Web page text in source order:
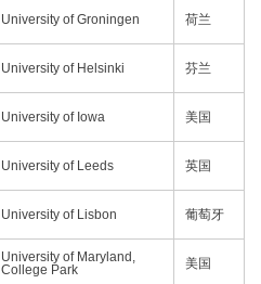
University of Groningen 荷兰
University of Helsinki 芬兰
University of Iowa 美国
University of Leeds 英国
University of Lisbon 葡萄牙
University of Maryland,
College Park
美国